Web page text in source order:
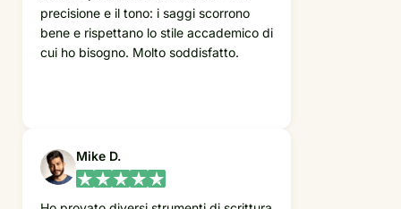
precisione e il tono: i saggi scorrono
bene e rispettano lo stile accademico di
cui ho bisogno. Molto soddisfatto.
Mike D.